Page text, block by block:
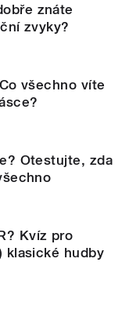
znáte
zvyky?
všechno víte
Otestujte, zda
Kvíz pro
klasické hudby